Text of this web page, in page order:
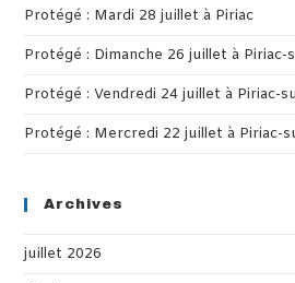
Protégé : Mardi 28 juillet à Piriac
Protégé : Dimanche 26 juillet à Piriac-
Protégé : Vendredi 24 juillet à Piriac-
Protégé : Mercredi 22 juillet à Piriac-
Archives
juillet 2026